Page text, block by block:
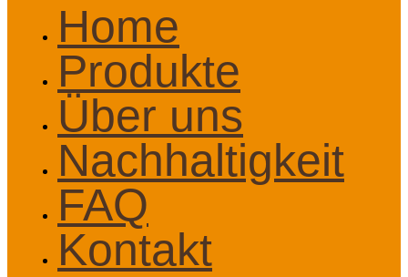
Home
Produkte
Über uns
Nachhaltigkeit
FAQ
Kontakt